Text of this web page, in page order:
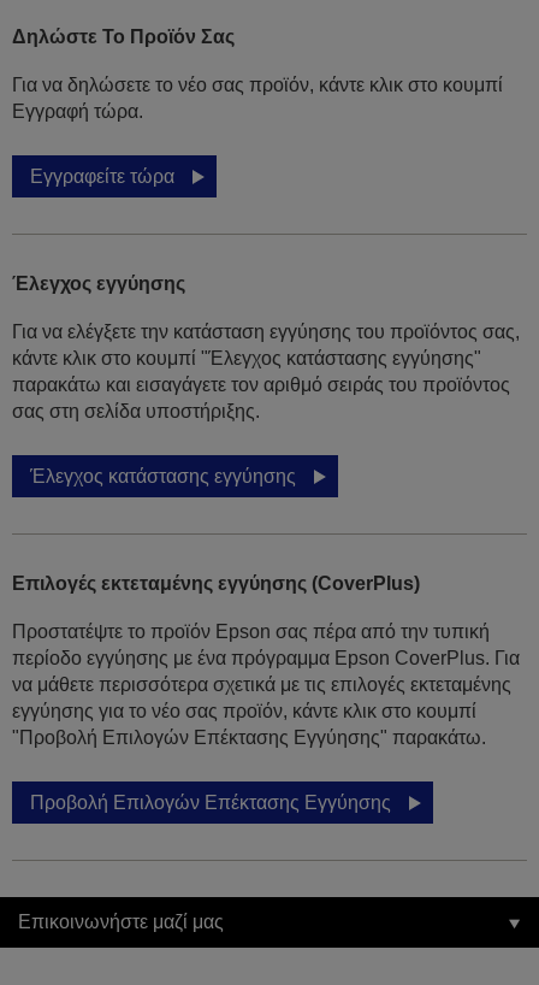
Δηλώστε Το Προϊόν Σας
Για να δηλώσετε το νέο σας προϊόν, κάντε κλικ στο κουμπί
Εγγραφή τώρα.
Εγγραφείτε τώρα
Έλεγχος εγγύησης
Για να ελέγξετε την κατάσταση εγγύησης του προϊόντος σας,
κάντε κλικ στο κουμπί "Έλεγχος κατάστασης εγγύησης"
παρακάτω και εισαγάγετε τον αριθμό σειράς του προϊόντος
σας στη σελίδα υποστήριξης.
Έλεγχος κατάστασης εγγύησης
Επιλογές εκτεταμένης εγγύησης (CoverPlus)
Προστατέψτε το προϊόν Epson σας πέρα από την τυπική
περίοδο εγγύησης με ένα πρόγραμμα Epson CoverPlus. Για
να μάθετε περισσότερα σχετικά με τις επιλογές εκτεταμένης
εγγύησης για το νέο σας προϊόν, κάντε κλικ στο κουμπί
"Προβολή Επιλογών Επέκτασης Εγγύησης" παρακάτω.
Προβολή Επιλογών Επέκτασης Εγγύησης
Επικοινωνήστε μαζί μας